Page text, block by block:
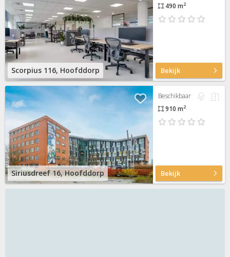
Scorpius 116, Hoofddorp
490 m2
Bekijk
Siriusdreef 16, Hoofddorp
Beschikbaar
910 m2
Bekijk